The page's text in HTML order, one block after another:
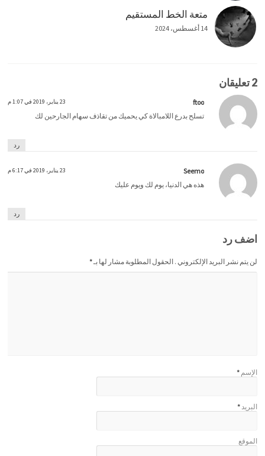
متعة الخط المستقيم
14 أغسطس، 2024
2 تعليقان
ftoo 23 يناير، 2019 في 1:07 م
تسلح بدرع اللامبالاة كي يحميك من تقاذف سهام الجارحين لك
رد
Seemo 23 يناير، 2019 في 6:17 م
هذه هي الدنيا، يوم لك ويوم عليك
رد
اضف رد
لن يتم نشر البريد الإلكتروني . الحقول المطلوبة مشار لها بـ*
الإسم *
البريد*
الموقع